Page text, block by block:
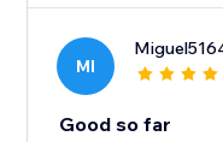
MI
Good so far